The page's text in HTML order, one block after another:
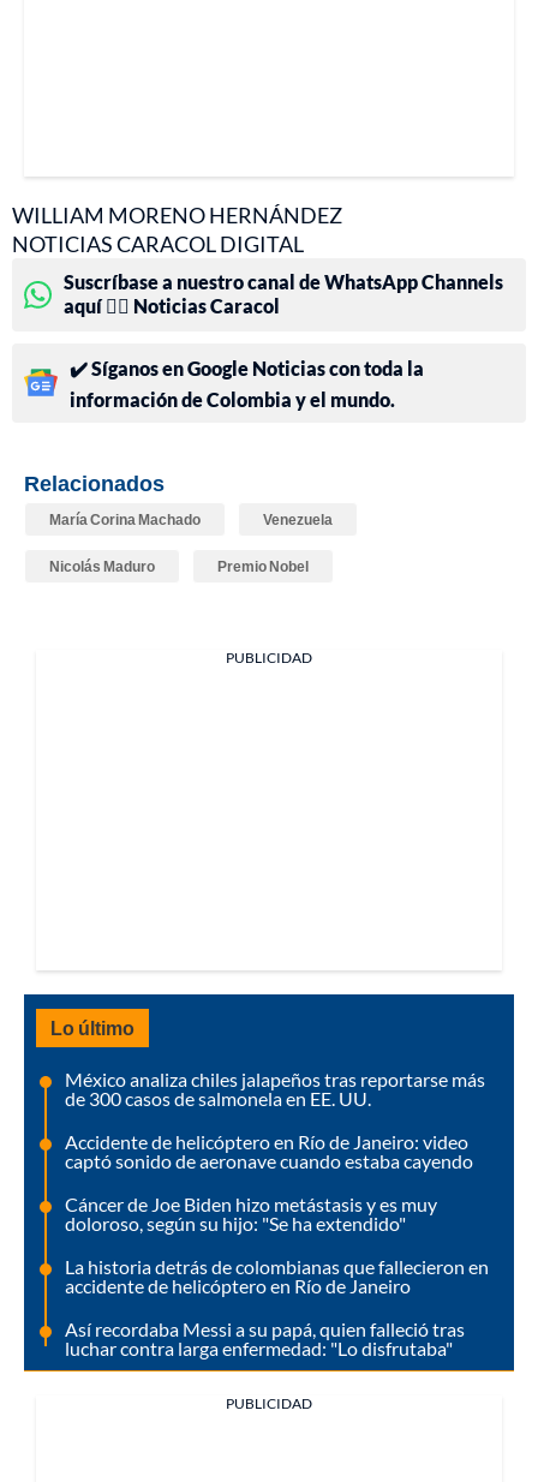
WILLIAM MORENO HERNÁNDEZ
NOTICIAS CARACOL DIGITAL
Suscríbase a nuestro canal de WhatsApp Channels
aquí 👉🏻 Noticias Caracol
✔️ Síganos en Google Noticias con toda la
información de Colombia y el mundo.
Relacionados
María Corina Machado Venezuela
Nicolás Maduro Premio Nobel
PUBLICIDAD
Lo último
México analiza chiles jalapeños tras reportarse más
de 300 casos de salmonela en EE. UU.
Accidente de helicóptero en Río de Janeiro: video
captó sonido de aeronave cuando estaba cayendo
Cáncer de Joe Biden hizo metástasis y es muy
doloroso, según su hijo: "Se ha extendido"
La historia detrás de colombianas que fallecieron en
accidente de helicóptero en Río de Janeiro
Así recordaba Messi a su papá, quien falleció tras
luchar contra larga enfermedad: "Lo disfrutaba"
PUBLICIDAD